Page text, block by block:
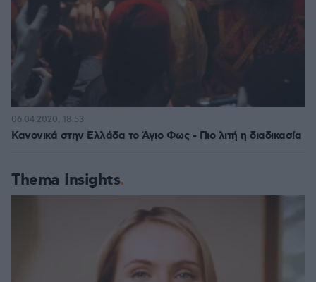
Κανονικά στην Ελλάδα το Άγιο Φως - Πιο λιτή η διαδικασία
06.04.2020, 18:53
Thema Insights